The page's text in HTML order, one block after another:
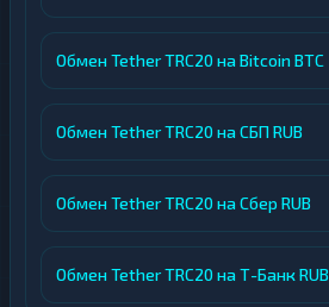
Обмен Tether TRC20 на Bitcoin BTC
Обмен Tether TRC20 на СБП RUB
Обмен Tether TRC20 на Сбер RUB
Обмен Tether TRC20 на Т-Банк RUB